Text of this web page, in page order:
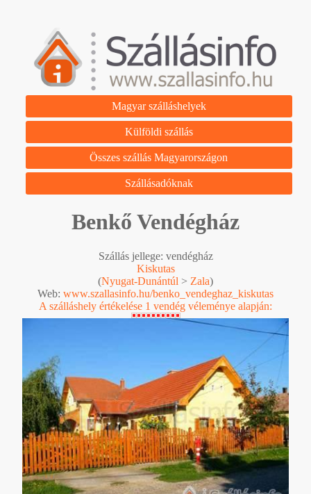
Magyar szálláshelyek
Külföldi szállás
Összes szállás Magyarországon
Szállásadóknak
Benkő Vendégház
Szállás jellege: vendégház
Kiskutas
(Nyugat-Dunántúl > Zala)
Web: www.szallasinfo.hu/benko_vendeghaz_kiskutas
A szálláshely értékelése 1 vendég véleménye alapján: